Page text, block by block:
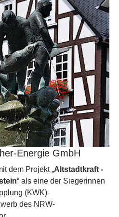
Energie GmbH
dem Projekt „Altstadtkraft -
“ als eine der Siegerinnen
(KWK)-
des NRW-